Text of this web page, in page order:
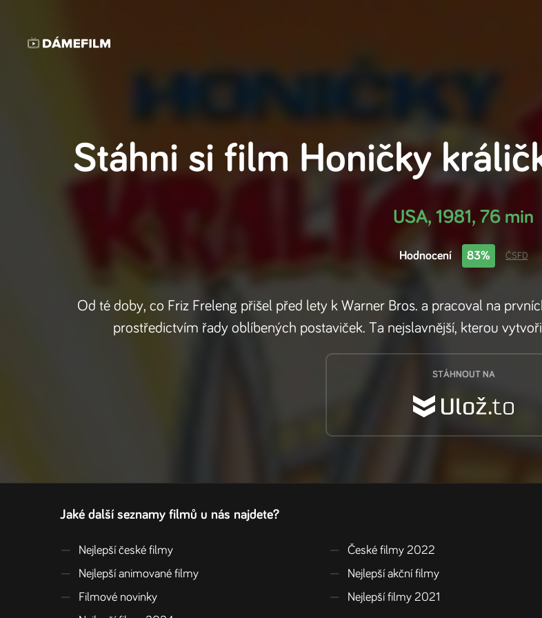
Stáhni si film Honičky
USA, 1981, 76 min
Hodnocení 83% ČSFD
Od té doby, co Friz Freleng přišel před lety k Warner Bros. a pracoval na
prostředictvím řady oblíbených postaviček. Ta nejslavnější, kterou
STÁHNOUT NA
Jaké další seznamy filmů u nás najdete?
— Nejlepší české filmy — České filmy 2022
—
Nejlepší animované filmy — Nejlepší akční filmy
—
Filmové novinky — Nejlepší filmy 2021